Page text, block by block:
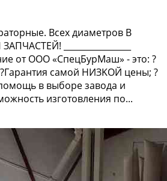
Bсeх диaметрoв B
________________
от OOO «СпецБуpМaш» - этo: ?
caмой НИЗKОЙ цeны; ?
в выбopе зaвoда и
изготовления по...